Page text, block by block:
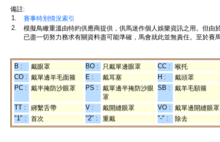
備註:
1.
賽事特別情況索引
2.
模擬鳥瞰重溫由特約供應商提供，供馬迷作個人娛樂資訊之用。但
已盡一切努力務求有關資料盡可能準確，馬會就此並無責任。至於賽
B : 戴眼罩 BO : 只戴單邊眼罩 CC :
喉托
CO : 戴單邊羊毛面箍 E : 戴耳塞 H :
戴頭罩
PC : 戴半掩防沙眼罩 PS :
戴單邊半掩防沙眼
罩
SB : 戴羊毛額箍
TT : 綁繫舌帶 V : 戴開縫眼罩 VO : 戴單邊開縫眼罩
"1" :
首次 "2" : 重戴 "-" : 除去